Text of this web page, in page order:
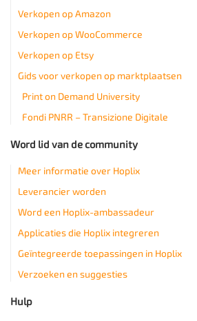
Verkopen op Amazon
Verkopen op WooCommerce
Verkopen op Etsy
Gids voor verkopen op marktplaatsen
Print on Demand University
Fondi PNRR – Transizione Digitale
Word lid van de community
Meer informatie over Hoplix
Leverancier worden
Word een Hoplix-ambassadeur
Applicaties die Hoplix integreren
Geïntegreerde toepassingen in Hoplix
Verzoeken en suggesties
Hulp